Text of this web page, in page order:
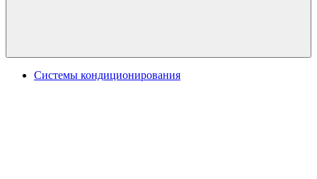
Системы кондиционирования